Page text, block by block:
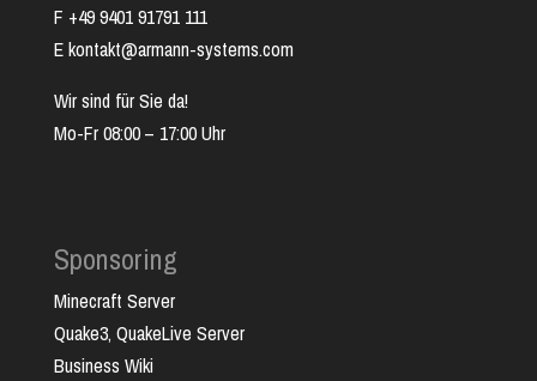
F +49 9401 91791 111
E kontakt@armann-systems.com
Wir sind für Sie da!
Mo-Fr 08:00 – 17:00 Uhr
Sponsoring
Minecraft Server
Quake3, QuakeLive Server
Business Wiki